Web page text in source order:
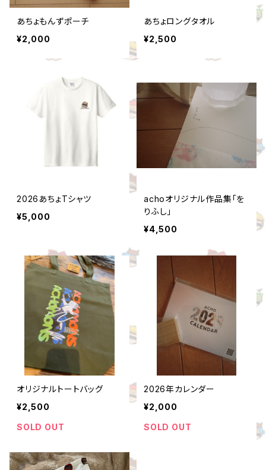
あちょもんずポーチ
¥2,000
あちょロングタオル
¥2,500
2026あちょTシャツ
¥5,000
achoオリジナル作品集「を
りふし」
¥4,500
オリジナルトートバッグ
¥2,500
SOLD OUT
2026年カレンダー
¥2,000
SOLD OUT